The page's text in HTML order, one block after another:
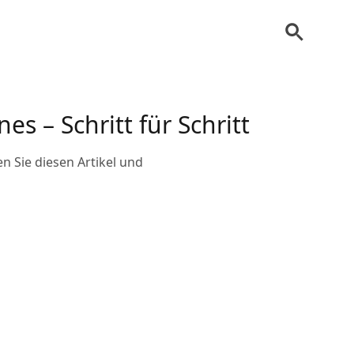
– Schritt für Schritt
Sie diesen Artikel und